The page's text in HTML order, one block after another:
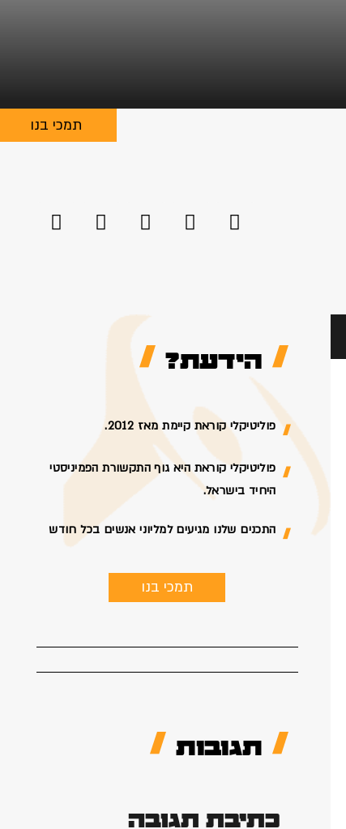
תמכי בנו
הידעת?
פוליטיקלי קוראת קיימת מאז 2012.
פוליטיקלי קוראת היא גוף התקשורת הפמיניסטי
היחיד בישראל.
התכנים שלנו מגיעים למליוני אנשים בכל חודש
תמכי בנו
תגובות
כתיבת תגובה